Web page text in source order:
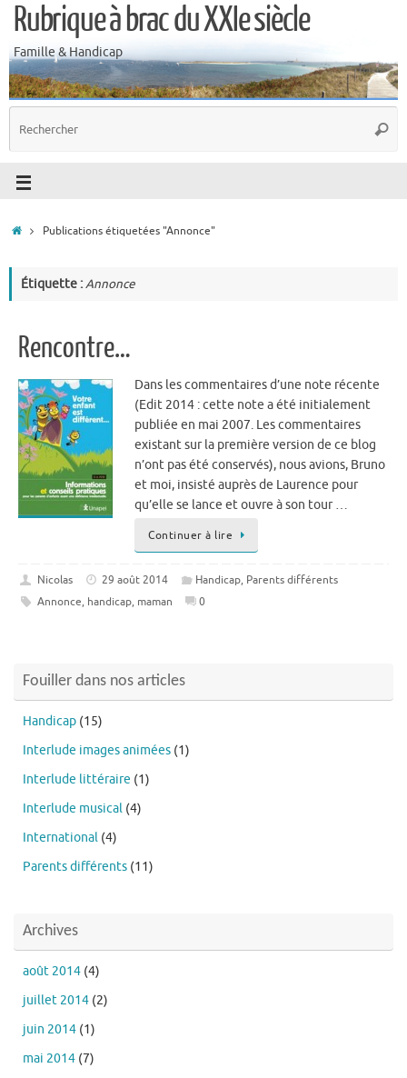
Rubrique à brac du XXIe siècle
Famille & Handicap
Publications étiquetées "Annonce"
Étiquette :Annonce
Rencontre…
Dans les commentaires d’une note récente
(Edit 2014 : cette note a été initialement
publiée en mai 2007. Les commentaires
existant sur la première version de ce blog
n’ont pas été conservés), nous avions, Bruno
et moi, insisté auprès de Laurence pour
qu’elle se lance et ouvre à son tour …
Continuer à lire
Nicolas 29 août 2014 Handicap, Parents différents
Annonce, handicap, maman 0
Fouiller dans nos articles
Handicap (15)
Interlude images animées (1)
Interlude littéraire (1)
Interlude musical (4)
International (4)
Parents différents (11)
Archives
août 2014 (4)
juillet 2014 (2)
juin 2014 (1)
mai 2014 (7)